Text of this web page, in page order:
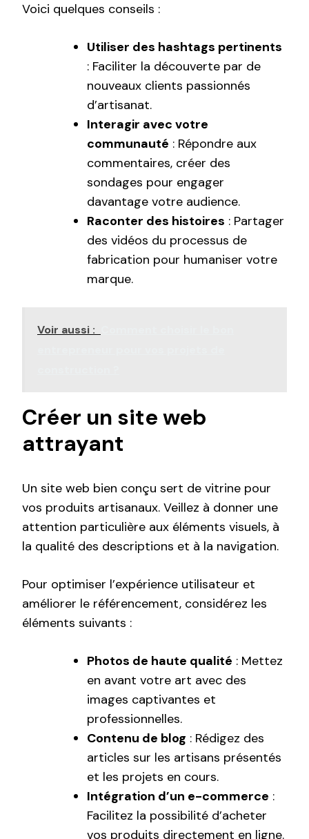
Voici quelques conseils :
Utiliser des hashtags pertinents
: Faciliter la découverte par de
nouveaux clients passionnés
d’artisanat.
Interagir avec votre
communauté : Répondre aux
commentaires, créer des
sondages pour engager
davantage votre audience.
Raconter des histoires : Partager
des vidéos du processus de
fabrication pour humaniser votre
marque.
Voir aussi :
Créer un site web
attrayant
Un site web bien conçu sert de vitrine pour
vos produits artisanaux. Veillez à donner une
attention particulière aux éléments visuels, à
la qualité des descriptions et à la navigation.
Pour optimiser l’expérience utilisateur et
améliorer le référencement, considérez les
éléments suivants :
Photos de haute qualité : Mettez
en avant votre art avec des
images captivantes et
professionnelles.
Contenu de blog : Rédigez des
articles sur les artisans présentés
et les projets en cours.
Intégration d’un e-commerce :
Facilitez la possibilité d’acheter
vos produits directement en ligne.